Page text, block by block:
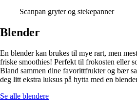
Scanpan gryter og stekepanner
Blender
En blender kan brukes til mye rart, men
friske smoothies! Perfekt til frokosten eller
Bland sammen dine favorittfrukter og bær
deg litt ekstra luksus på hytta med en
Se alle blendere